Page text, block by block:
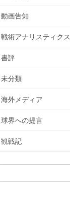
動画告知
戦術アナリスティクス
書評
未分類
海外メディア
球界への提言
観戦記